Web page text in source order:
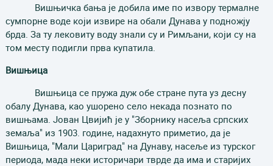
Вишњичка бања је добила име по извору термалне
сумпорне воде који извире на обали Дунава у подножју
брда. За ту лековиту воду знали су и Римљани, који су на
том месту подигли прва купатила.
Вишњица
Вишњица се пружа дуж обе стране пута уз десну
обалу Дунава, као ушорено село некада познато по
вишњама. Јован Цвијић је у "Зборнику насеља српских
земаља" из 1903. године, надахнуто приметио, да је
Вишњица, "Мали Цариград" на Дунаву, насеље из турског
периода, мада неки историчари тврде да има и старијих